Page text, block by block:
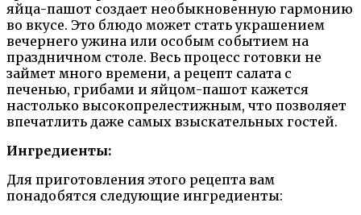
яйца-пашот создает необыкновенную гармонию
во вкусе. Это блюдо может стать украшением
вечернего ужина или особым событием на
праздничном столе. Весь процесс готовки не
займет много времени, а рецепт салата с
печенью, грибами и яйцом-пашот кажется
настолько высокопрелестижным, что позволяет
впечатлить даже самых взыскательных гостей.
Ингредиенты:
Для приготовления этого рецепта вам
понадобятся следующие ингредиенты: